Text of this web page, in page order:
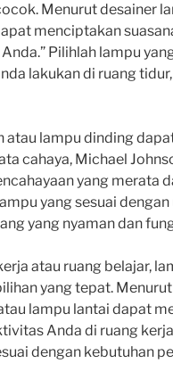
Menurut desainer
menciptakan
Pilihlah lampu
lakukan di ruang
atau lampu dinding
cahaya, Michael
yang merata
yang sesuai
yang nyaman dan
atau ruang belajar,
yang tepat.
lampu lantai dapat
Anda di ruang
dengan kebutuhan